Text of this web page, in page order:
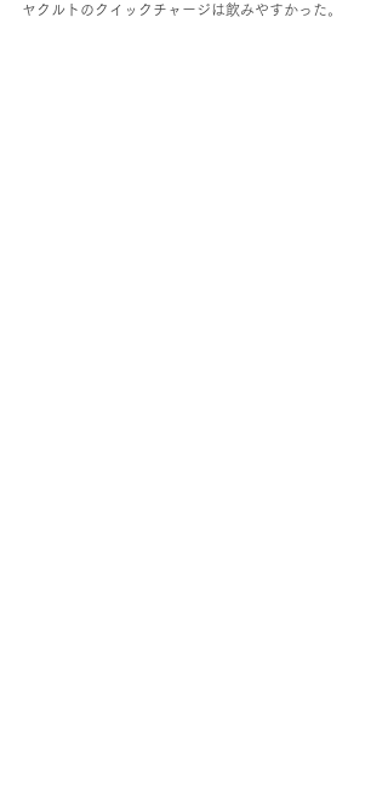
ヤクルトのクイックチャージは飲みやすかった。